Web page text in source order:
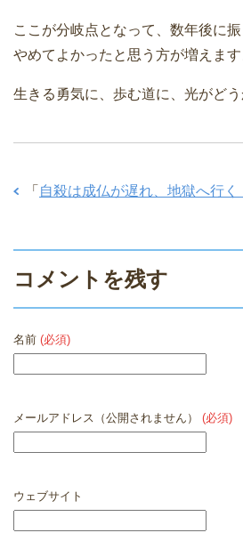
ここが分岐点となって、数年後に
やめてよかったと思う方が増えます
生きる勇気に、歩む道に、光がどう
「 自殺は成仏が遅れ、地獄へ行く
コメントを残す
名前 (必須)
メールアドレス（公開されません） (必須)
ウェブサイト